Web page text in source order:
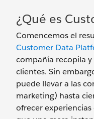
¿Qué es
Comencemos el
Customer Data
compañía recopila y
clientes. Sin
puede llevar a las
marketing) hasta
ofrecer